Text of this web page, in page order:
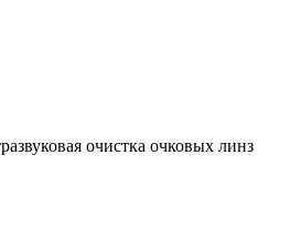
очистка очковых линз